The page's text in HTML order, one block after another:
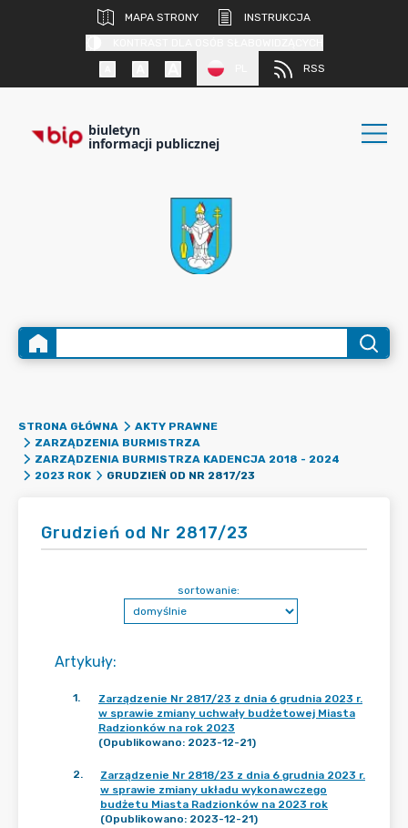
MAPA STRONY
INSTRUKCJA
RSS
biuletyn
informacji publicznej
STRONA GŁÓWNA
AKTY PRAWNE
ZARZĄDZENIA BURMISTRZA
ZARZĄDZENIA BURMISTRZA KADENCJA 2018 - 2024
2023 ROK
GRUDZIEŃ OD NR 2817/23
Grudzień od Nr 2817/23
Artykuły:
sortowanie:
1.
Zarządzenie Nr 2817/23 z dnia 6 grudnia 2023 r.
w sprawie zmiany uchwały budżetowej Miasta
Radzionków na rok 2023
(Opublikowano: 2023-12-21)
2.
Zarządzenie Nr 2818/23 z dnia 6 grudnia 2023 r.
w sprawie zmiany układu wykonawczego
budżetu Miasta Radzionków na 2023 rok
(Opublikowano: 2023-12-21)